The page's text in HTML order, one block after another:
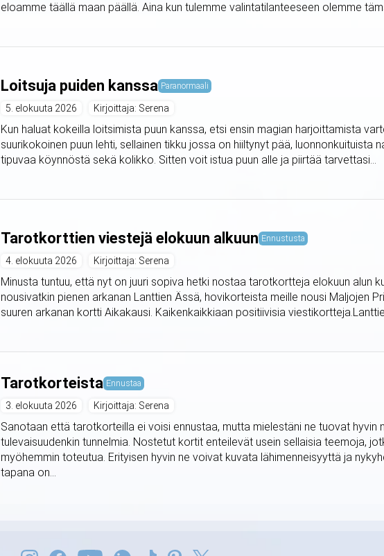
eloamme täällä maan päällä. Aina kun tulemme valintatilanteeseen olemme
Loitsuja puiden kanssa Paranormaali
5. elokuuta 2026 Kirjoittaja: Serena
Kun haluat kokeilla loitsimista puun kanssa, etsi ensin magian harjoittamista
suurikokoinen puun lehti, sellainen tikku jossa on hiiltynyt pää, luonnonkuituista
tipuvaa köynnöstä sekä kolikko. Sitten voit istua puun alle ja piirtää tarvettasi...
Tarotkorttien viestejä elokuun alkuun Ennustusta
4. elokuuta 2026 Kirjoittaja: Serena
Minusta tuntuu, että nyt on juuri sopiva hetki nostaa tarotkortteja elokuun alun
nousivatkin pienen arkanan Lanttien Ässä, hovikorteista meille nousi Maljojen
suuren arkanan kortti Aikakausi. Kaikenkaikkiaan positiivisia
Tarotkorteista Ennustaa
3. elokuuta 2026 Kirjoittaja: Serena
Sanotaan että tarotkorteilla ei voisi ennustaa, mutta mielestäni ne tuovat hyvin
tulevaisuudenkin tunnelmia. Nostetut kortit enteilevät usein sellaisia teemoja,
myöhemmin toteutua. Erityisen hyvin ne voivat kuvata lähimenneisyyttä ja
tapana on...